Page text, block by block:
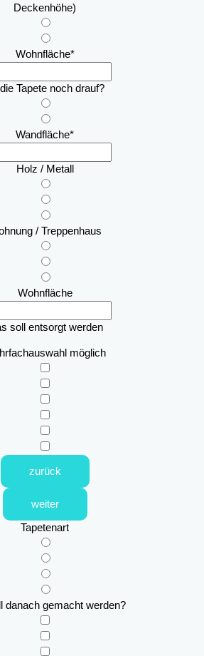
Deckenhöhe)
Wohnfläche*
Tapete noch drauf?
Wandfläche*
Holz / Metall
/ Treppenhaus
Wohnfläche
soll entsorgt werden
möglich
zurück
weiter
Tapetenart
danach gemacht werden?